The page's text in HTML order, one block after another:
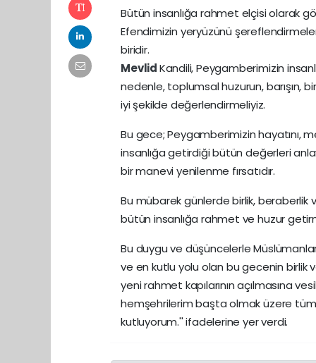
Bütün insanlığa rahmet elçisi olarak
Efendimizin yeryüzünü
biridir.
MevlidKandili, Peygamberimizin
nedenle, toplumsal huzurun, barışın,
iyi şekilde değerlendirmeliyiz.
Bu gece; Peygamberimizin hayatını,
insanlığa getirdiği bütün değerleri
bir manevi yenilenme fırsatıdır.
Bu mübarek günlerde birlik, beraberlik
bütün insanlığa rahmet ve huzur
Bu duygu ve düşüncelerle
ve en kutlu yolu olan bu gecenin birlik
yeni rahmet kapılarının açılmasına
hemşehrilerim başta olmak üzere
kutluyorum.'' ifadelerine yer verdi.